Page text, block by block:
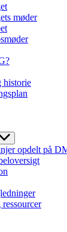
møder
historie
opdelt på